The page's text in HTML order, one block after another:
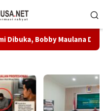
Bobby Maulana Dorong